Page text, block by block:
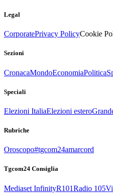
Legal
CorporatePrivacy PolicyCookie
Sezioni
CronacaMondoEconomiaPolitica
Speciali
Elezioni ItaliaElezioni estero
Rubriche
Oroscopo#tgcom24amarcord
Tgcom24 Consiglia
Mediaset InfinityR101Radio 105